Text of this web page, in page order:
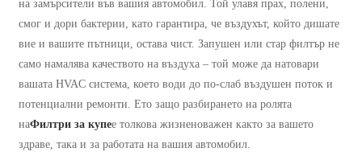
на замърсители във вашия автомобил. Той улавя прах, полени,
смог и дори бактерии, като гарантира, че въздухът, който дишате
вие ​​и вашите пътници, остава чист. Запушен или стар филтър не
само намалява качеството на въздуха – той може да натовари
вашата HVAC система, което води до по-слаб въздушен поток и
потенциални ремонти. Ето защо разбирането на ролята
наФилтри за купее толкова жизненоважен както за вашето
здраве, така и за работата на вашия автомобил.